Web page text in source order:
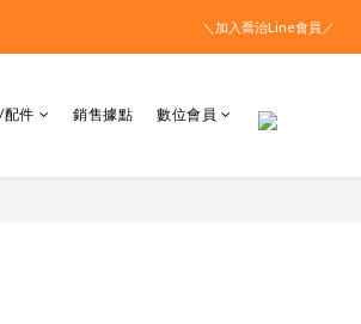
＼加入喬治Line會員／
配件 銷售據點 數位會員